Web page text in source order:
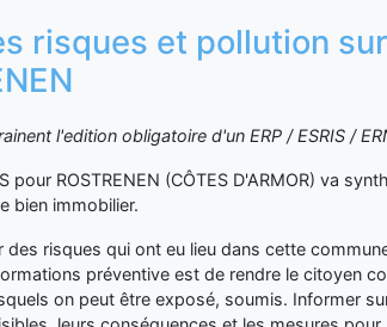
risques et pollution sur
l'edition obligatoire d'un ERP / ESRIS /
pour ROSTRENEN (CÔTES D'ARMOR) va
bien immobilier.
des risques qui ont eu lieu dans cette
préventive est de rendre le citoyen
on peut être exposé, soumis. Informer